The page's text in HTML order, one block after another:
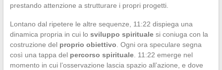
prestando attenzione a strutturare i propri progetti.
Lontano dal ripetere le altre sequenze, 11:22 dispiega una
dinamica propria in cui lo sviluppo spiritualesi coniuga con la
costruzione del proprio obiettivo . Ogni ora speculare segna
così una tappa del percorso spirituale. 11:22 emerge nel
momento in cui l’osservazione lascia spazio all’azione, e dove